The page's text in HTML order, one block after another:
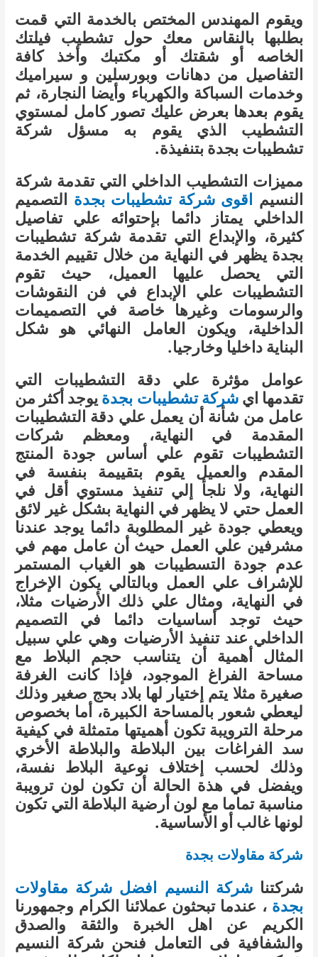
ويقوم المهندس المختص بالخدمة التي قمت
بطلبها بالنقاس معك حول تشطيب فيلتك
الخاصه أو شقتك أو مكتبك وأخذ كافة
التفاصيل من دهانات وبورسلين و سيراميك
وخدمات السباكة والكهرباء وأيضا النجارة، ثم
يقوم بعدها بعرض عليك تصور كامل لمستوي
التشطيب الذي يقوم به مسؤل شركة
تشطيبات بجدة بتنفيذة.
مميزات التشطيب الداخلي التي تقدمة شركة
النسيم
اقوى شركة تشطيبات بجدة التصميم
الداخلي يمتاز دائما بإحتوائه علي تفاصيل
كثيرة، والإبداع التي تقدمة شركة تشطيبات
بجدة يظهر في النهاية من خلال تقييم الخدمة
التي يحصل عليها العميل، حيث تقوم
التشطيبات علي الإبداع في فن النقوشات
والرسومات وغيرها خاصة في التصميمات
الداخلية، ويكون العامل النهائي هو شكل
البناية داخليا وخارجيا.
عوامل مؤثرة علي دقة التشطيبات التي
تقدمها ايشركة تشطيبات بجدة يوجد أكثر من
عامل من شأنة أن يعمل علي دقة التشطيبات
المقدمة في النهاية، ومعظم شركات
التشطيبات تقوم علي أساس جودة المنتج
المقدم والعميل يقوم بتقييمة بنفسة في
النهاية، ولا نلجأ إلي تنفيذ مستوي أقل في
العمل حتي لا يظهر في النهاية بشكل غير لائق
ويعطي جودة غير المطلوبة دائما يوجد عندنا
مشرفين علي العمل حيث أن عامل مهم في
عدم جودة التسطيبات هو الغياب المستمر
للإشراف علي العمل وبالتالي يكون الإخراج
في النهاية، ومثال علي ذلك الأرضيات مثلا،
حيث توجد أساسيات دائما في التصميم
الداخلي عند تنفيذ الأرضيات وهي علي سبيل
المثال أهمية أن يتناسب حجم البلاط مع
مساحة الفراغ الموجود، فإذا كانت الغرفة
صغيرة مثلا يتم إختيار لها بلاد بحج صغير وذلك
ليعطي شعور بالمساحة الكبيرة، أما بخصوص
مرحلة الترويبة تكون أهميتها متمثلة في كيفية
سد الفراغات بين البلاطة والبلاطة الأخري
وذلك لحسب إختلاف نوعية البلاط نفسة،
ويفضل في هذة الحالة أن تكون لون ترويبة
مناسبة تماما مع لون أرضية البلاطة التي تكون
لونها غالب أو الأساسية.
شركة مقاولات بجدة
شركتناشركة النسيم افضل شركة مقاولات
بجدة ، عندما تبحثون عملائنا الكرام وجمهورنا
الكريم عن اهل الخبرة والثقة والصدق
والشفافية فى التعامل فنحن شركة النسيم